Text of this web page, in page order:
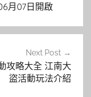
月07日開啟
Next Post
攻略大全 江南大
盜活動玩法介紹